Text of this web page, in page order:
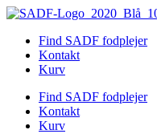
Videre
indholdFind SADF fodplejer
Kontakt
Kurv
Find SADF fodplejer
Kontakt
Kurv